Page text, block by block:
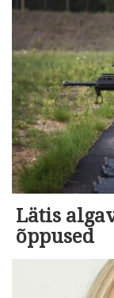
Lätis
õppused